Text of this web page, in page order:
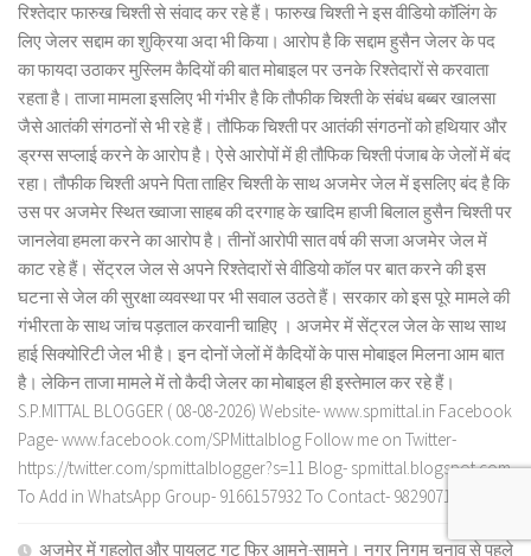
रिश्तेदार फारुख चिश्ती से संवाद कर रहे हैं। फारुख चिश्ती ने इस वीडियो कॉलिंग के
लिए जेलर सद्दाम का शुक्रिया अदा भी किया। आरोप है कि सद्दाम हुसैन जेलर के पद
का फायदा उठाकर मुस्लिम कैदियों की बात मोबाइल पर उनके रिश्तेदारों से करवाता
रहता है। ताजा मामला इसलिए भी गंभीर है कि तौफीक चिश्ती के संबंध बब्बर खालसा
जैसे आतंकी संगठनों से भी रहे हैं। तौफिक चिश्ती पर आतंकी संगठनों को हथियार और
ड्रग्स सप्लाई करने के आरोप है। ऐसे आरोपों में ही तौफिक चिश्ती पंजाब के जेलों में बंद
रहा। तौफीक चिश्ती अपने पिता ताहिर चिश्ती के साथ अजमेर जेल में इसलिए बंद है कि
उस पर अजमेर स्थित ख्वाजा साहब की दरगाह के खादिम हाजी बिलाल हुसैन चिश्ती पर
जानलेवा हमला करने का आरोप है। तीनों आरोपी सात वर्ष की सजा अजमेर जेल में
काट रहे हैं। सेंट्रल जेल से अपने रिश्तेदारों से वीडियो कॉल पर बात करने की इस
घटना से जेल की सुरक्षा व्यवस्था पर भी सवाल उठते हैं। सरकार को इस पूरे मामले की
गंभीरता के साथ जांच पड़ताल करवानी चाहिए । अजमेर में सेंट्रल जेल के साथ साथ
हाई सिक्योरिटी जेल भी है। इन दोनों जेलों में कैदियों के पास मोबाइल मिलना आम बात
है। लेकिन ताजा मामले में तो कैदी जेलर का मोबाइल ही इस्तेमाल कर रहे हैं।
S.P.MITTAL BLOGGER ( 08-08-2026) Website- www.spmittal.in Facebook
Page- www.facebook.com/SPMittalblog Follow me on Twitter-
https://twitter.com/spmittalblogger?s=11 Blog- spmittal.blogspot.com
To Add in WhatsApp Group- 9166157932 To Contact- 9829071511
अजमेर में गहलोत और पायलट गुट फिर आमने-सामने। नगर निगम चुनाव से पहले